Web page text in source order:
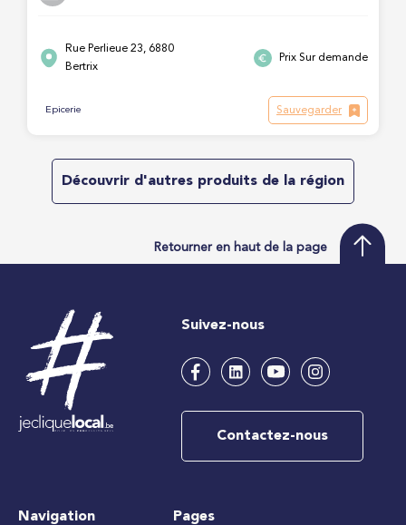
Rue Perlieue 23, 6880
Bertrix
Prix Sur demande
Epicerie Sauvegarder
Découvrir d'autres produits de la région
Retourner en haut de la page
Suivez-nous
Contactez-nous
Navigation Pages